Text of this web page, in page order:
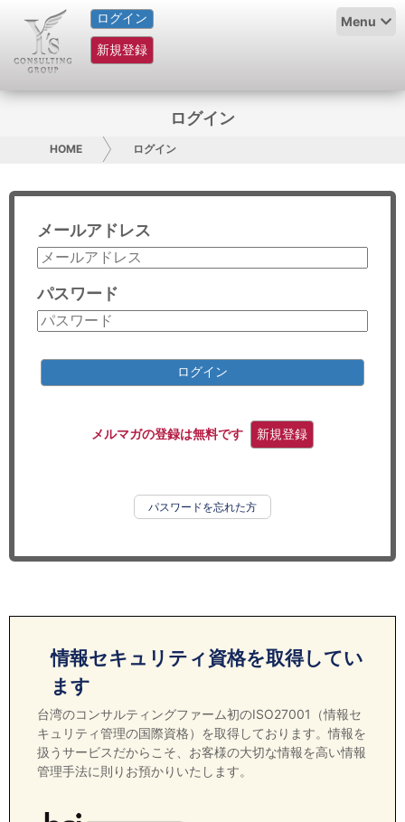
ログイン
新規登録
Menu
HOME
サービス紹介
グループ概要
採用情報
お問い合わせ
コンサルティング
リサーチ
ログイン
HOME ログイン
メールアドレス
パスワード
ログイン
メルマガの登録は無料です 新規登録
パスワードを忘れた方
情報セキュリティ資格を取得してい
ます
台湾のコンサルティングファーム初のISO27001（情報セ
キュリティ管理の国際資格）を取得しております。情報を
扱うサービスだからこそ、お客様の大切な情報を高い情報
管理手法に則りお預かりいたします。